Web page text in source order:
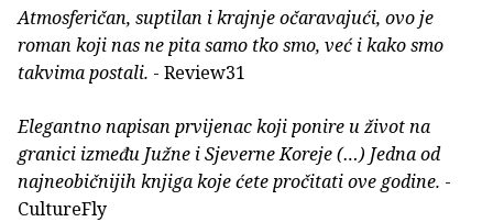
Atmosferičan, suptilan i krajnje očaravajući, ovo je
roman koji nas ne pita samo tko smo, već i kako smo
takvima postali. - Review31
Elegantno napisan prvijenac koji ponire u život na
granici između Južne i Sjeverne Koreje (…) Jedna od
najneobičnijih knjiga koje ćete pročitati ove godine. -
CultureFly